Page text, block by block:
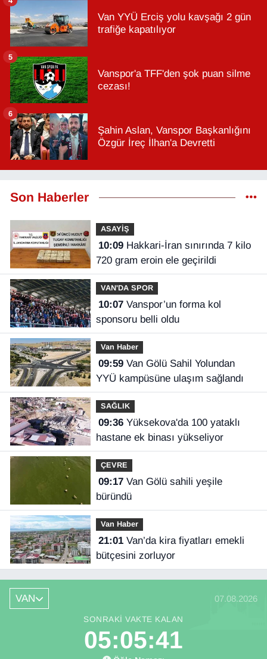
Van YYÜ Erciş yolu kavşağı 2 gün
trafiğe kapatılıyor
Vanspor'a TFF'den şok puan silme
cezası!
5
Şahin Aslan, Vanspor Başkanlığını
Özgür İreç İlhan'a Devretti
6
Son Haberler
ASAYİŞ
10:09Hakkari-İran sınırında 7 kilo
720 gram eroin ele geçirildi
VAN'DA SPOR
10:07Vanspor’un forma kol
sponsoru belli oldu
Van Haber
09:59Van Gölü Sahil Yolundan
YYÜ kampüsüne ulaşım sağlandı
SAĞLIK
09:36Yüksekova'da 100 yataklı
hastane ek binası yükseliyor
ÇEVRE
09:17Van Gölü sahili yeşile
büründü
Van Haber
21:01Van’da kira fiyatları emekli
bütçesini zorluyor
VAN 07.08.2026
SONRAKI VAKTE KALAN
05:05:41